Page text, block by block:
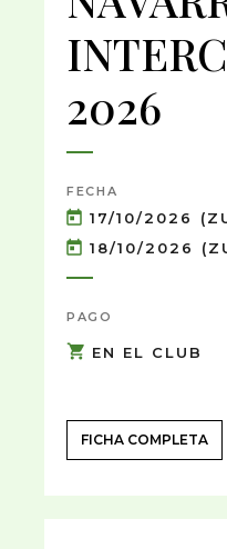
2026
FECHA
17/10/2026
18/10/2026
PAGO
EN EL CLUB
FICHA COMPLETA